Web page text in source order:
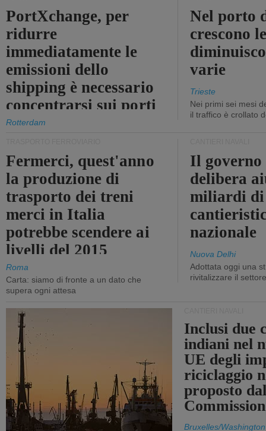
PortXchange, per
ridurre
immediatamente le
emissioni dello
shipping è necessario
concentrarsi sui porti
Rotterdam
Nel porto
crescono
varie
Trieste
Nei primi sei mesi
il traffico è crollato
Fermerci, quest'anno
la produzione di
trasporto dei treni
merci in Italia
potrebbe scendere ai
livelli del 2015
Roma
Carta: siamo di fronte a un dato che
supera ogni attesa
Il
delibera
miliardi
nazionale
Nuova Delhi
Adottata oggi una
rivitalizzare il settore
Inclusi due
indiani nel
UE degli
riciclaggio
proposto
Bruxelles/Washington